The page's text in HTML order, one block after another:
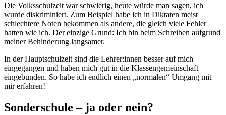
Die Volksschulzeit war schwierig, heute würde man sagen, ich
wurde diskriminiert. Zum Beispiel habe ich in Diktaten meist
schlechtere Noten bekommen als andere, die gleich viele Fehler
hatten wie ich. Der einzige Grund: Ich bin beim Schreiben aufgrund
meiner Behinderung langsamer.
In der Hauptschulzeit sind die Lehrer:innen besser auf mich
eingegangen und haben mich gut in die Klassengemeinschaft
eingebunden. So habe ich endlich einen „normalen“ Umgang mit
mir erfahren!
Sonderschule – ja oder nein?